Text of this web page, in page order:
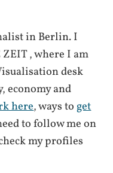
in Berlin. I
, where I am
desk
economy and
here, ways toget
to follow me on
my profiles